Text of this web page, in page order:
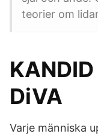
teorier om
DiVA
Varje människa